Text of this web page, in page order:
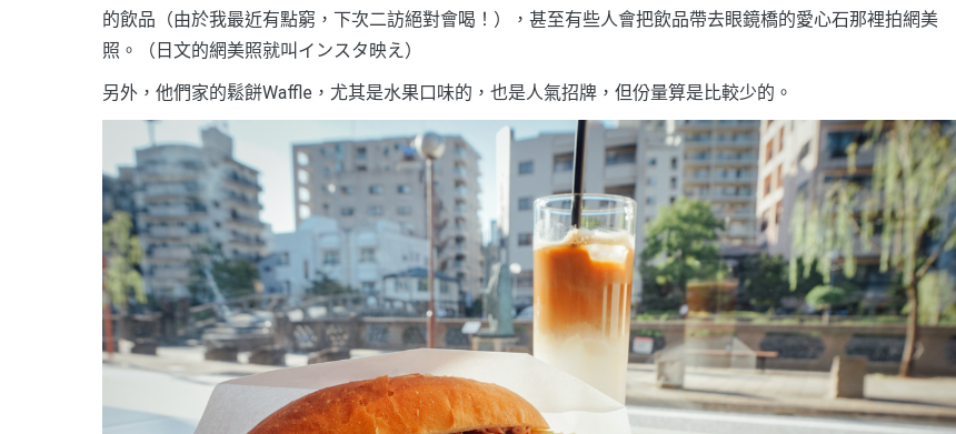
的飲品（由於我最近有點窮，下次二訪絕對會喝！），甚至有些人會把飲品帶去眼鏡橋的愛心石那裡拍網美
照。（日文的網美照就叫インスタ映え）
另外，他們家的鬆餅Waffle，尤其是水果口味的，也是人氣招牌，但份量算是比較少的。